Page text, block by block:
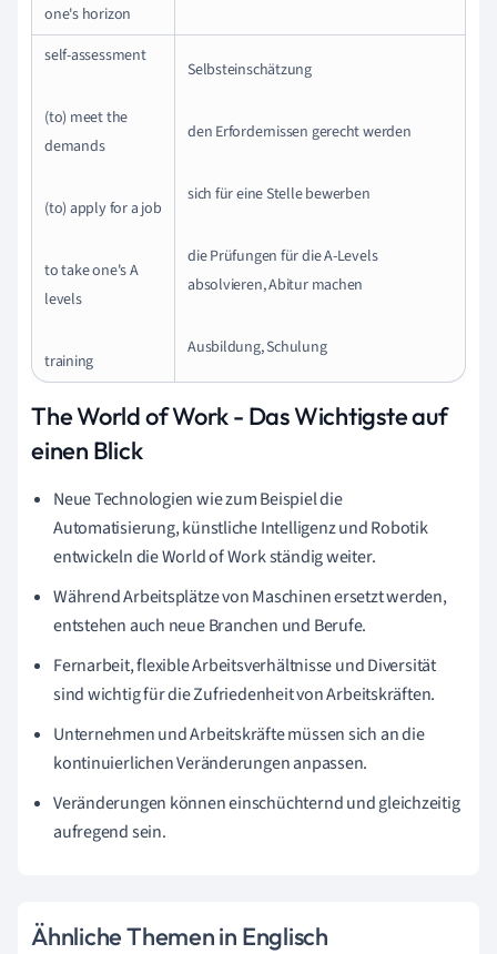
one's horizon
self-assessment
(to) meet the
demands
(to) apply for a job
to take one's A
levels
training
Selbsteinschätzung
den Erfordernissen gerecht werden
sich für eine Stelle bewerben
die Prüfungen für die A-Levels
absolvieren, Abitur machen
Ausbildung, Schulung
The World of Work - Das Wichtigste auf
einen Blick
Neue Technologien wie zum Beispiel die
Automatisierung, künstliche Intelligenz und Robotik
entwickeln die World of Work ständig weiter.
Während Arbeitsplätze von Maschinen ersetzt werden,
entstehen auch neue Branchen und Berufe.
Fernarbeit, flexible Arbeitsverhältnisse und Diversität
sind wichtig für die Zufriedenheit von Arbeitskräften.
Unternehmen und Arbeitskräfte müssen sich an die
kontinuierlichen Veränderungen anpassen.
Veränderungen können einschüchternd und gleichzeitig
aufregend sein.
Ähnliche Themen in Englisch